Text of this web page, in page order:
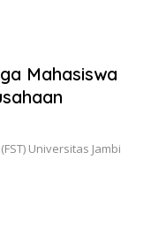
Mahasiswa
Universitas Jambi